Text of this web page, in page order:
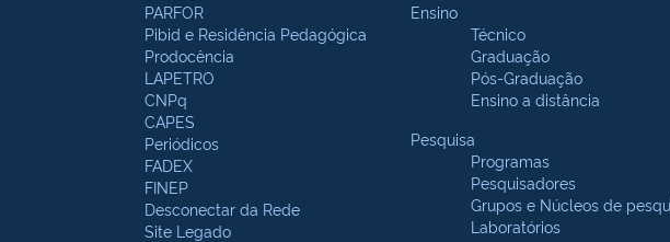
PARFOR
Pibid e Residência Pedagógica
Prodocência
LAPETRO
CNPq
CAPES
Periódicos
FADEX
FINEP
Desconectar da Rede
Site Legado
Ensino
Técnico
Graduação
Pós-Graduação
Ensino a distância
Pesquisa
Programas
Pesquisadores
Grupos e Núcleos de
Laboratórios